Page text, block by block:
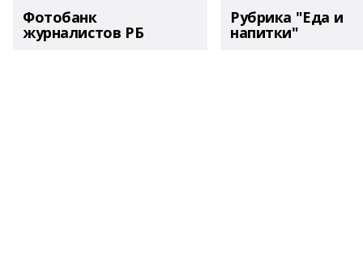
Фотобанк
журналистов РБ
Рубрика "Еда и
напитки"